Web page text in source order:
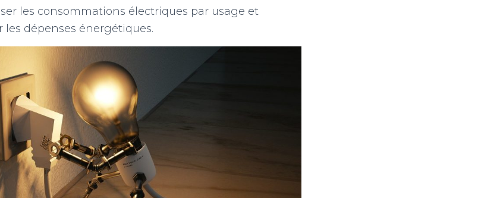
les consommations électriques par usage et
dépenses énergétiques.